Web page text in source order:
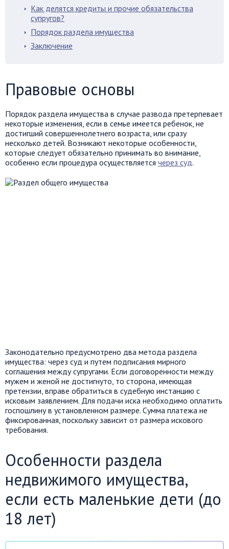
Как делятся кредиты и прочие обязательства
супругов?
Порядок раздела имущества
Заключение
Правовые основы
Порядок раздела имущества в случае развода претерпевает
некоторые изменения, если в семье имеется ребенок, не
достигший совершеннолетнего возраста, или сразу
несколько детей. Возникают некоторые особенности,
которые следует обязательно принимать во внимание,
особенно если процедура осуществляется через суд.
Законодательно предусмотрено два метода раздела
имущества: через суд и путем подписания мирного
соглашения между супругами. Если договоренности между
мужем и женой не достигнуто, то сторона, имеющая
претензии, вправе обратиться в судебную инстанцию с
исковым заявлением. Для подачи иска необходимо оплатить
госпошлину в установленном размере. Сумма платежа не
фиксированная, поскольку зависит от размера искового
требования.
Особенности раздела
недвижимого имущества,
если есть маленькие дети (до
18 лет)